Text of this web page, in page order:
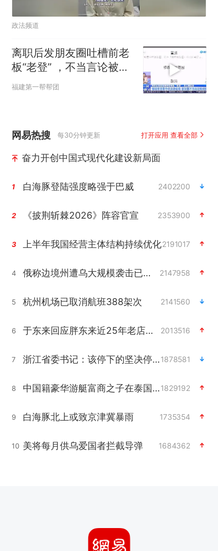
政法频道
离职后发朋友圈吐槽前老
板“老登” ，不当言论被起
诉，法院判了
福建第一帮帮团
网易热搜 每30分钟更新 打开应用 查看全部
奋力开创中国式现代化建设新局面
1 白海豚登陆强度略强于巴威 2402200
2 《披荆斩棘2026》阵容官宣 2353900
3 上半年我国经营主体结构持续优化2191017
4 俄称边境州遭乌大规模袭击已致13伤 2147958
5 杭州机场已取消航班388架次 2141560
6 于东来回应胖东来近25年老店年底关闭 2013516
7 浙江省委书记：该停下的坚决停下来1878581
8 中国籍豪华游艇富商之子在泰国被杀1829192
9 白海豚北上或致京津冀暴雨 1735354
10 美将每月供乌爱国者拦截导弹 1684362